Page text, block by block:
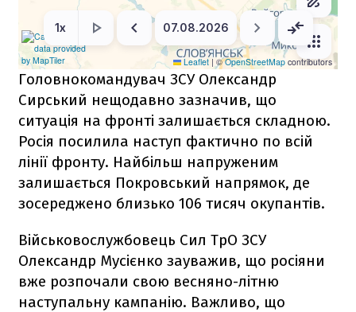
Головнокомандувач ЗСУ Олександр
Сирський нещодавно зазначив, що
ситуація на фронті залишається складною.
Росія посилила наступ фактично по всій
лінії фронту. Найбільш напруженим
залишається Покровський напрямок, де
зосереджено близько 106 тисяч окупантів.
Військовослужбовець Сил ТрО ЗСУ
Олександр Мусієнко зауважив, що росіяни
вже розпочали свою весняно-літню
наступальну кампанію. Важливо, що